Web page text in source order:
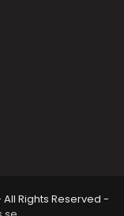
Rights Reserved -